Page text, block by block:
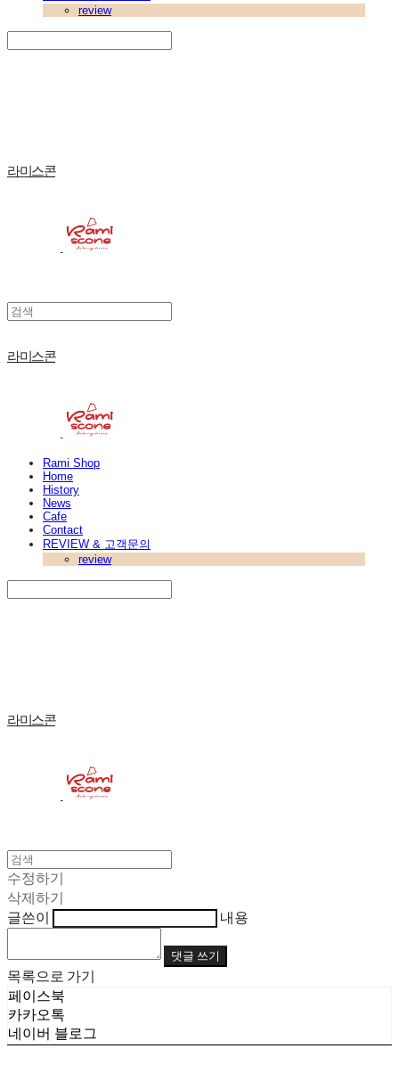
review
라미스콘
라미스콘
Rami Shop
Home
History
News
Cafe
Contact
REVIEW & 고객문의
review
라미스콘
수정하기
삭제하기
글쓴이
내용
댓글 쓰기
목록으로 가기
페이스북
카카오톡
네이버 블로그